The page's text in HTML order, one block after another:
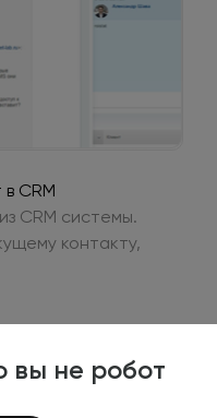
вы не робот
CRM
CRM системы.
контакту,